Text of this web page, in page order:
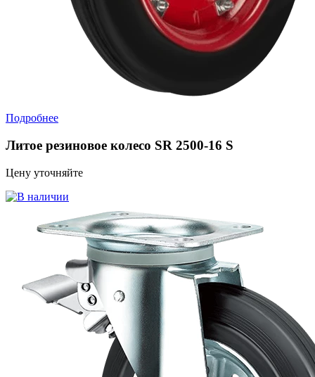
Подробнее
Литое резиновое колесо SR 2500-16 S
Цену уточняйте